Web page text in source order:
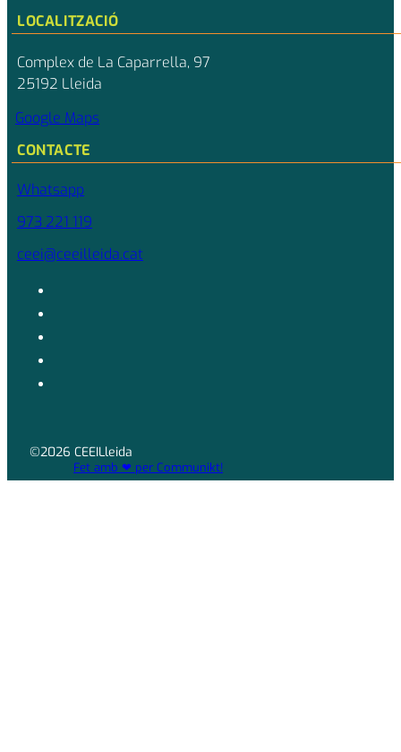
LOCALITZACIÓ
Complex de La Caparrella, 97
25192 Lleida
Google Maps
CONTACTE
Whatsapp
973 221 119
ceei@ceeilleida.cat
©2026 CEEILleida
Fet amb ❤ per Communikt!